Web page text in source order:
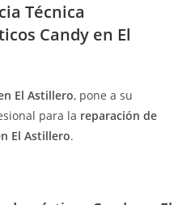
Técnica
Candy en El
El Astillero, pone a su
para la reparación de
El Astillero.